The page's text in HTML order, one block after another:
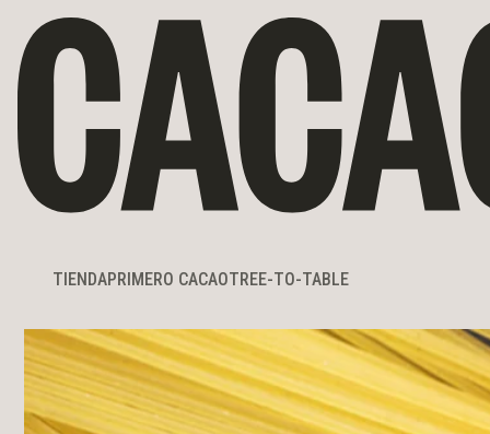
al contenido
TIENDAPRIMERO CACAOTREE-TO-TABLE